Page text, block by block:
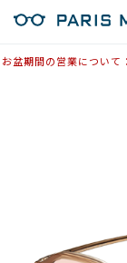
お盆期間の営業につい